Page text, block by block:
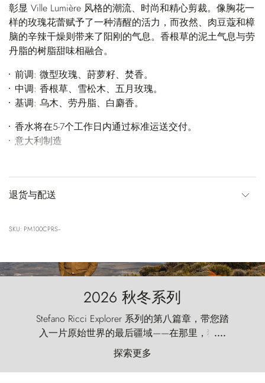
彰显 Ville Lumière 风格的潮流、时尚和精心剪裁。像胸花一
样的玫瑰花蕾赋予了一种清醒的活力，而孜然、肉豆蔻和樟
脑的辛辣干燥则带来了阳刚的气息。香根草的泥土气息与劳
丹脂的树脂甜味相融合。
前调: 微型玫瑰、莳萝籽、焚香。
中调: 香根草、雪松木、五月玫瑰。
基调: 乌木、劳丹脂、白麝香。
香水将在5-7个工作日内通过标准运送交付。
意大利制造
退货与配送
SKU: PM100CPRS--
2026 秋冬系列
Stefano Ricci Explorer 系列的第八篇章，带您踏
入一片原始世界的最后疆域——在那里，狂风
以远古的怒号雕琢着自然，而百内塔（Torres
del Paine）则宛如石砌的哨兵，傲然向苍穹发
起挑战。
....
探索更多